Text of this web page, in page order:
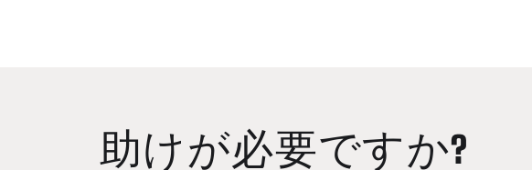
助けが必要ですか?